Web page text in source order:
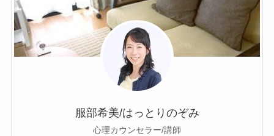
服部希美/はっとりのぞみ
心理カウンセラー/講師